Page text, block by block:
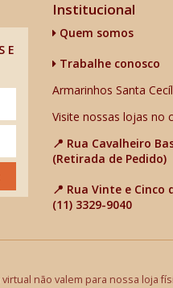
E
Institucional
Quem somos
Trabalhe conosco
Armarinhos Santa
Visite nossas lojas no
📍 Rua Cavalheiro
(Retirada de Pedido)
📍 Rua Vinte e Cinco
(11) 3329-9040
não valem para nossa loja